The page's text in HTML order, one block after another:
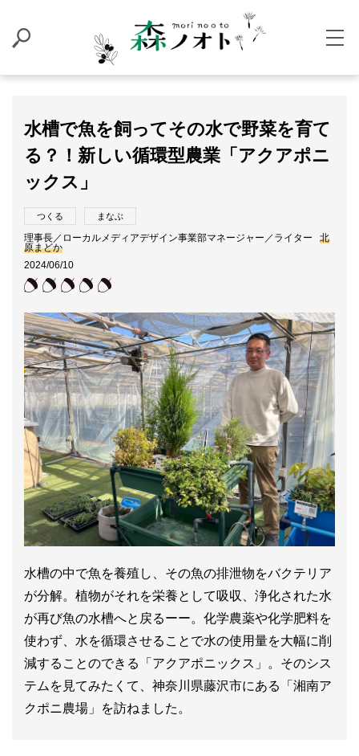
水槽で魚を飼ってその水で野菜を育て
る？！新しい循環型農業「アクアポニ
ックス」
つくる まなぶ
理事長／ローカルメディアデザイン事業部マネージャー／ライター
北
原まどか
2024/06/10
水槽の中で魚を養殖し、その魚の排泄物をバクテリア
が分解。植物がそれを栄養として吸収、浄化された水
が再び魚の水槽へと戻るーー。化学農薬や化学肥料を
使わず、水を循環させることで水の使用量を大幅に削
減することのできる「アクアポニックス」。そのシス
テムを見てみたくて、神奈川県藤沢市にある「湘南ア
クポニ農場」を訪ねました。